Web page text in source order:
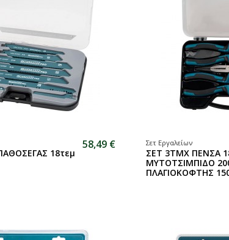
18τεμ
58,49 € Σετ Εργαλείων
ΣΕΤ 3ΤΜΧ ΠΕΝΣΑ
ΜΥΤΟΤΣΙΜΠΙΔΟ
ΠΛΑΓΙΟΚΟΦΤΗΣ